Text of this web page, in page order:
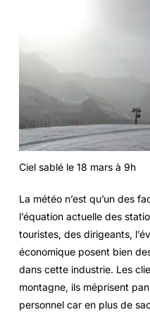
Ciel sablé le 18 mars à 9h
La météo n’est qu’un des
l’équation actuelle des
touristes, des dirigeants,
économique posent bien
dans cette industrie. Les
montagne, ils méprisent
personnel car en plus de